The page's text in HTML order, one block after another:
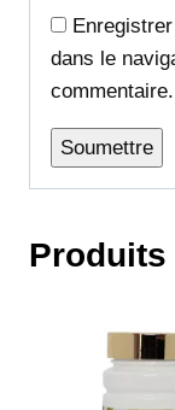
dans le
commentaire.